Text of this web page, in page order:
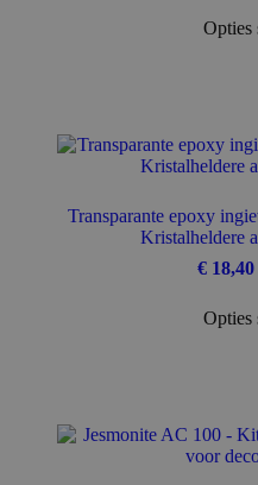
Opties
Transparante epoxy
Kristalheldere
€18,40
Opties